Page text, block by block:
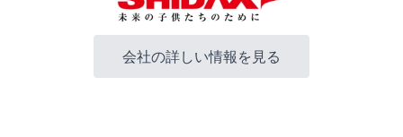
会社の詳しい情報を見る